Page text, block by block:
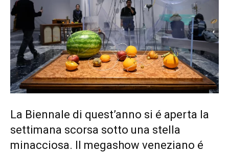
La Biennale di quest’anno si é aperta la
settimana scorsa sotto una stella
minacciosa. Il megashow veneziano é